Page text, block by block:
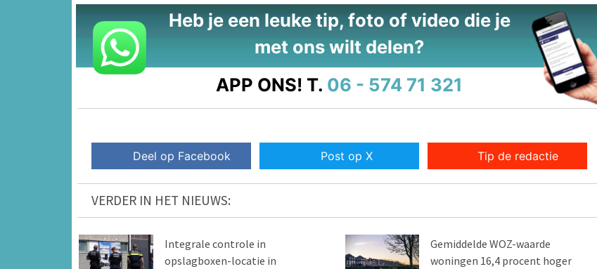
Heb je een leuke tip, foto of video die je
met ons wilt delen?
APP ONS! T. 06 - 574 71 321
Deel op Facebook Post op X Tip de redactie
VERDER IN HET NIEUWS:
Integrale controle in
opslagboxen-locatie in
Gemiddelde WOZ-waarde
woningen 16,4 procent hoger